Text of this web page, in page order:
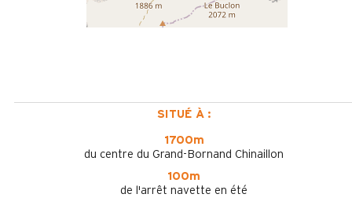
SITUÉ À :
1700m
du centre du Grand-Bornand Chinaillon
100m
de l'arrêt navette en été